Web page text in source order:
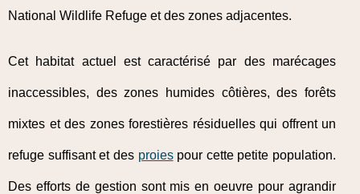
National Wildlife Refuge et des zones adjacentes.
Cet habitat actuel est caractérisé par des marécages
inaccessibles, des zones humides côtières, des forêts
mixtes et des zones forestières résiduelles qui offrent un
refuge suffisant et des proiespour cette petite population.
Des efforts de gestion sont mis en oeuvre pour agrandir